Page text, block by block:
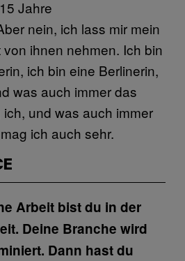
Jahre
nein, ich lass mir mein
ihnen nehmen. Ich bin
ich bin eine Berlinerin,
was auch immer das
und was auch immer
ich auch sehr.
Arbeit bist du in der
Deine Branche wird
Dann hast du